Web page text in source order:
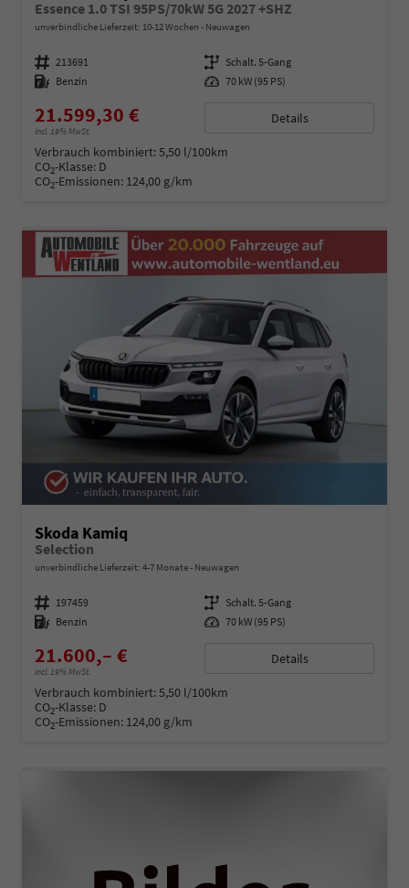
Essence 1.0 TSI 95PS/70kW 5G 2027 +SHZ
unverbindliche Lieferzeit: 10-12 Wochen Neuwagen
Fahrzeugnummer 213691 Getriebe Schalt. 5-Gang
Kraftstoff Benzin Leistung 70 kW (95 PS)
21.599,30 €
incl. 19% MwSt.
Details
Verbrauch kombiniert:5,50 l/100km
CO2-Klasse: D
CO2-Emissionen: 124,00 g/km
Skoda Kamiq
Selection
unverbindliche Lieferzeit: 4-7 Monate Neuwagen
Fahrzeugnummer 197459 Getriebe Schalt. 5-Gang
Kraftstoff Benzin Leistung 70 kW (95 PS)
21.600,– €
incl. 19% MwSt.
Details
Verbrauch kombiniert:5,50 l/100km
CO2-Klasse: D
CO2-Emissionen: 124,00 g/km